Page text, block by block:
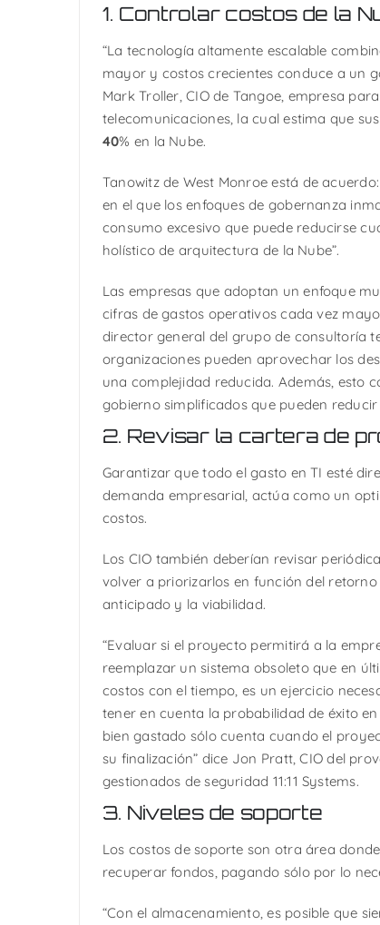
1. Controlar costos de la
“La tecnología altamente escalable
mayor y costos crecientes conduce a un
Mark Troller, CIO de Tangoe, empresa
telecomunicaciones, la cual estima que
40% en la Nube.
Tanowitz de West Monroe está de
en el que los enfoques de gobernanza
consumo excesivo que puede reducirse
holístico de arquitectura de la Nube”.
Las empresas que adoptan un enfoque
cifras de gastos operativos cada vez
director general del grupo de consultoría
organizaciones pueden aprovechar los
una complejidad reducida. Además, esto
gobierno simplificados que pueden reducir
2. Revisar la cartera de
Garantizar que todo el gasto en TI esté
demanda empresarial, actúa como un
costos.
Los CIO también deberían revisar
volver a priorizarlos en función del
anticipado y la viabilidad.
“Evaluar si el proyecto permitirá a la
reemplazar un sistema obsoleto que en
costos con el tiempo, es un ejercicio
tener en cuenta la probabilidad de éxito
bien gastado sólo cuenta cuando el
su finalización” dice Jon Pratt, CIO del
gestionados de seguridad 11:11 Systems.
3. Niveles de soporte
Los costos de soporte son otra área
recuperar fondos, pagando sólo por lo
“Con el almacenamiento, es posible que